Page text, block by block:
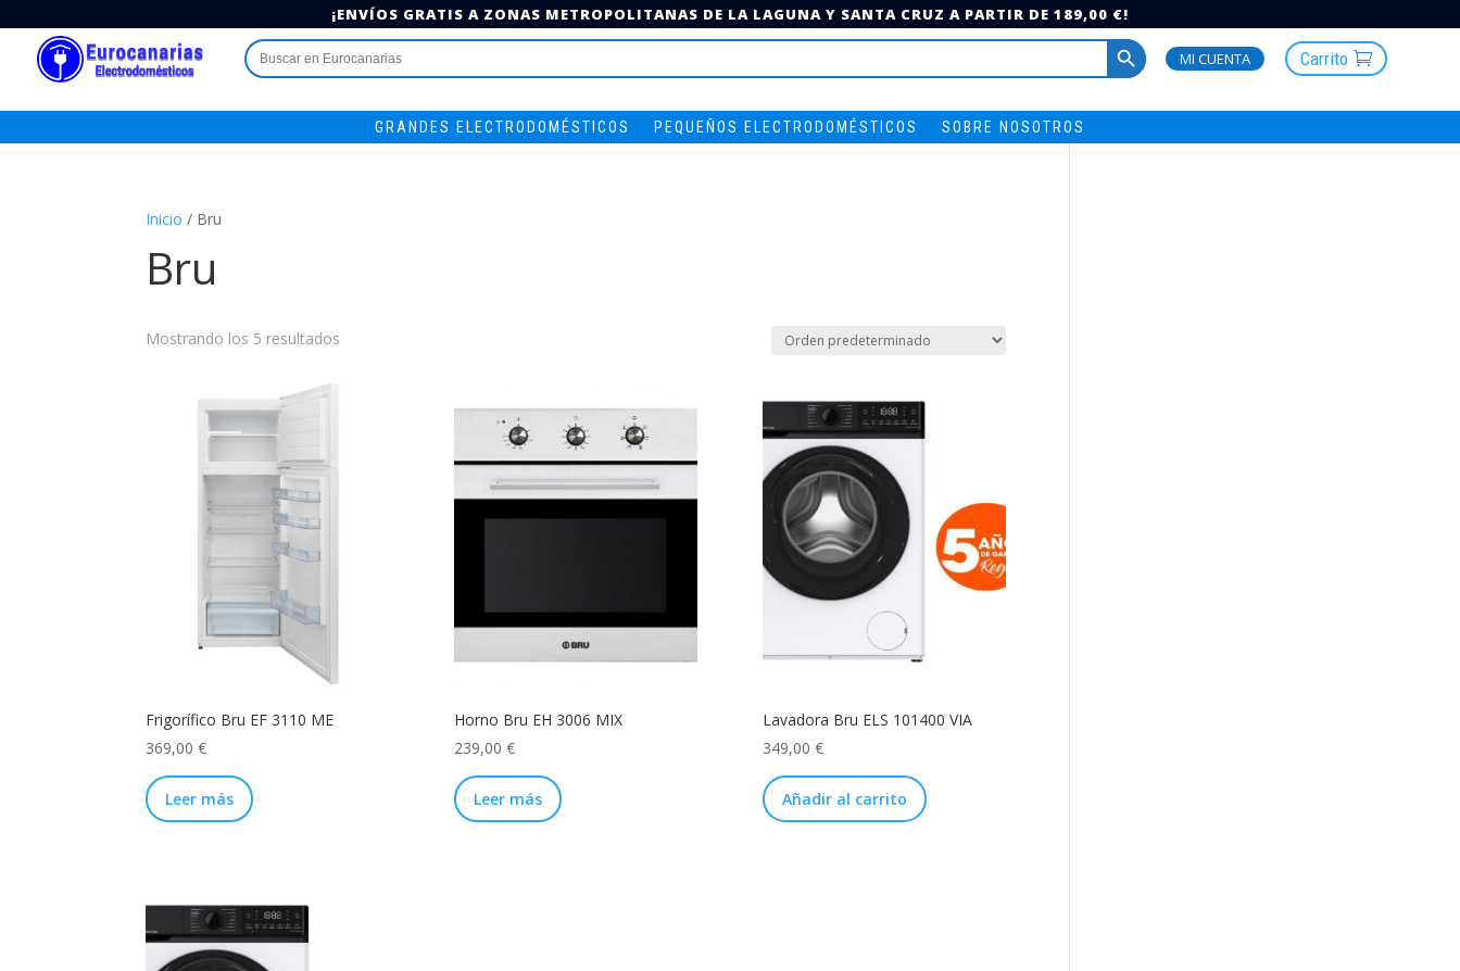
¡ENVÍOS GRATIS A ZONAS METROPOLITANAS DE LA LAGUNA Y SANTA CRUZ A PARTIR DE 189,00 €!
Buscar:
Botón de búsqueda
MI CUENTA
Carrito
GRANDES ELECTRODOMÉSTICOS PEQUEÑOS ELECTRODOMÉSTICOS SOBRE NOSOTROS
Inicio / Bru
Bru
Mostrando los 5 resultados
Frigorífico Bru EF 3110 ME
369,00€
Leer más
Horno Bru EH 3006 MIX
239,00 €
Leer más
Lavadora Bru ELS 101400 VIA
349,00 €
Añadir al carrito